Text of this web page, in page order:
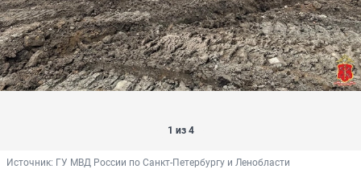
1 из 4
Источник: ГУ МВД России по Санкт-Петербургу и Ленобласти